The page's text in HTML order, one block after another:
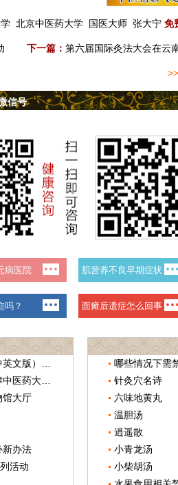
北京中医药大学 国医大师 张大宁 免
下一篇： 第六届国际灸法大会在云
信号
馆大厅
新办法
活动
哪些情况下需
针灸穴名诗
六味地黄丸
温胆汤
逍遥散
小青龙汤
小柴胡汤